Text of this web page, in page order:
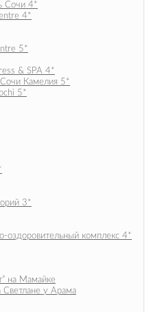
Сочи 4*
4*
5*
& SPA 4*
Камелия 5*
5*
3*
оздоровительный комплекс 4*
на Мамайке
Светлане у Арама